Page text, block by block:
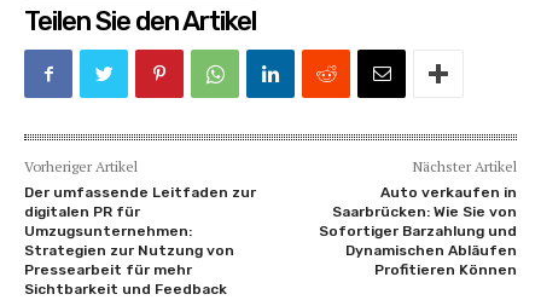
Teilen Sie den Artikel
Vorheriger Artikel
Der umfassende Leitfaden zur
digitalen PR für
Umzugsunternehmen:
Strategien zur Nutzung von
Pressearbeit für mehr
Sichtbarkeit und Feedback
Nächster Artikel
Auto verkaufen in
Saarbrücken: Wie Sie von
Sofortiger Barzahlung und
Dynamischen Abläufen
Profitieren Können